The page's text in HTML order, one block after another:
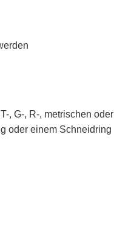
, G-, R-, metrischen oder
oder einem Schneidring